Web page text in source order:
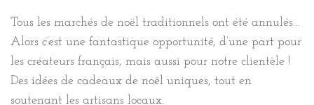
Tous les marchés de noël traditionnels ont été annulés…
Alors c’est une fantastique opportunité, d’une part pour
les créateurs français, mais aussi pour notre clientèle !
Des idées de cadeaux de noël uniques, tout en
soutenant les artisans locaux.